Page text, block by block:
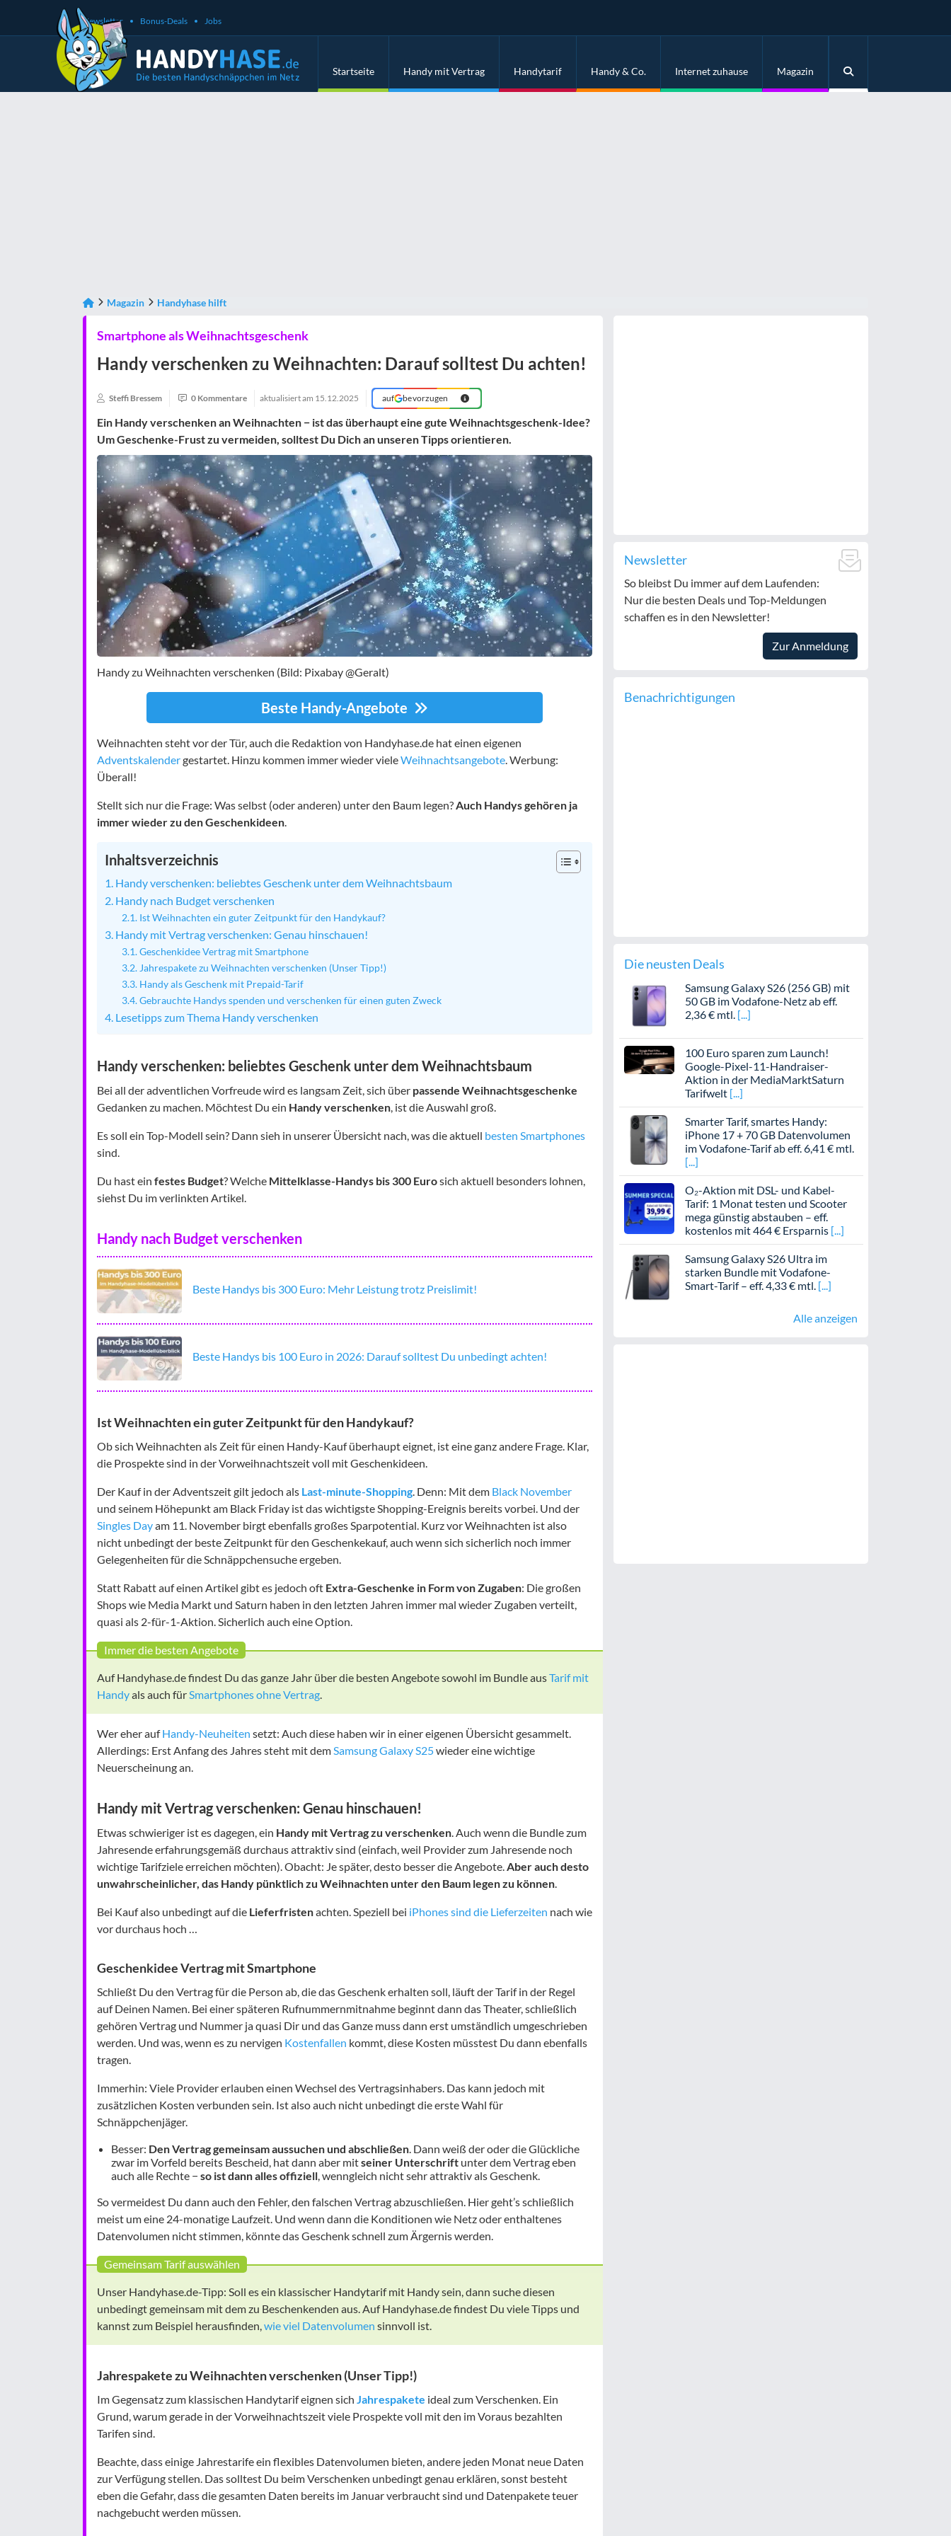
Newsletter Bonus-Deals Jobs
Startseite Handy mit Vertrag Handytarif Handy & Co. Internet zuhause Magazin
Magazin Handyhase hilft
Smartphone als Weihnachtsgeschenk
Handy verschenken zu Weihnachten: Darauf solltest Du achten!
Steffi Bressem 0 Kommentare aktualisiert am 15.12.2025 auf bevorzugen
Ein Handy verschenken an Weihnachten − ist das überhaupt eine gute Weihnachtsgeschenk-Idee?
Um Geschenke-Frust zu vermeiden, solltest Du Dich an unseren Tipps orientieren.
Handy zu Weihnachten verschenken (Bild: Pixabay @Geralt)
Beste Handy-Angebote
Weihnachten steht vor der Tür, auch die Redaktion von Handyhase.de hat einen eigenen
Adventskalendergestartet. Hinzu kommen immer wieder vieleWeihnachtsangebote. Werbung:
Überall!
Stellt sich nur die Frage: Was selbst (oder anderen) unter den Baum legen?Auch Handys gehören ja
immer wieder zu den Geschenkideen.
Inhaltsverzeichnis
Handy verschenken: beliebtes Geschenk unter dem Weihnachtsbaum
Handy nach Budget verschenken
Ist Weihnachten ein guter Zeitpunkt für den Handykauf?
Handy mit Vertrag verschenken: Genau hinschauen!
Geschenkidee Vertrag mit Smartphone
Jahrespakete zu Weihnachten verschenken (Unser Tipp!)
Handy als Geschenk mit Prepaid-Tarif
Gebrauchte Handys spenden und verschenken für einen guten Zweck
Lesetipps zum Thema Handy verschenken
Handy verschenken: beliebtes Geschenk unter dem Weihnachtsbaum
Bei all der adventlichen Vorfreude wird es langsam Zeit, sich über passende Weihnachtsgeschenke
Gedanken zu machen. Möchtest Du ein Handy verschenken, ist die Auswahl groß.
Es soll ein Top-Modell sein? Dann sieh in unserer Übersicht nach, was die aktuell besten Smartphones
sind.
Du hast ein festes Budget? Welche Mittelklasse-Handys bis 300 Eurosich aktuell besonders lohnen,
siehst Du im verlinkten Artikel.
Handy nach Budget verschenken
Beste Handys bis 300 Euro: Mehr Leistung trotz Preislimit!
Beste Handys bis 100 Euro in 2026: Darauf solltest Du unbedingt achten!
Ist Weihnachten ein guter Zeitpunkt für den Handykauf?
Ob sich Weihnachten als Zeit für einen Handy-Kauf überhaupt eignet, ist eine ganz andere Frage. Klar,
die Prospekte sind in der Vorweihnachtszeit voll mit Geschenkideen.
Der Kauf in der Adventszeit gilt jedoch als Last-minute-Shopping. Denn: Mit dem Black November
und seinem Höhepunkt am Black Friday ist das wichtigste Shopping-Ereignis bereits vorbei. Und der
Singles Dayam 11. November birgt ebenfalls großes Sparpotential. Kurz vor Weihnachten ist also
nicht unbedingt der beste Zeitpunkt für den Geschenkekauf, auch wenn sich sicherlich noch immer
Gelegenheiten für die Schnäppchensuche ergeben.
Statt Rabatt auf einen Artikel gibt es jedoch oft Extra-Geschenke in Form von Zugaben: Die großen
Shops wie Media Markt und Saturn haben in den letzten Jahren immer mal wieder Zugaben verteilt,
quasi als 2-für-1-Aktion. Sicherlich auch eine Option.
Immer die besten Angebote
Auf Handyhase.de findest Du das ganze Jahr über die besten Angebote sowohl im Bundle ausTarif mit
Handyals auch fürSmartphones ohne Vertrag.
Wer eher aufHandy-Neuheiten setzt: Auch diese haben wir in einer eigenen Übersicht gesammelt.
Allerdings: Erst Anfang des Jahres steht mit demSamsung Galaxy S25wieder eine wichtige
Neuerscheinung an.
Handy mit Vertrag verschenken: Genau hinschauen!
Etwas schwieriger ist es dagegen, ein Handy mit Vertrag zu verschenken. Auch wenn die Bundle zum
Jahresende erfahrungsgemäß durchaus attraktiv sind (einfach, weil Provider zum Jahresende noch
wichtige Tarifziele erreichen möchten). Obacht: Je später, desto besser die Angebote.Aber auch desto
unwahrscheinlicher, das Handy pünktlich zu Weihnachten unter den Baum legen zu können.
Bei Kauf also unbedingt auf die Lieferfristenachten. Speziell bei iPhones sind die Lieferzeiten nach wie
vor durchaus hoch …
Geschenkidee Vertrag mit Smartphone
Schließt Du den Vertrag für die Person ab, die das Geschenk erhalten soll, läuft der Tarif in der Regel
auf Deinen Namen. Bei einer späteren Rufnummernmitnahme beginnt dann das Theater, schließlich
gehören Vertrag und Nummer ja quasi Dir und das Ganze muss dann erst umständlich umgeschrieben
werden. Und was, wenn es zu nervigen Kostenfallen kommt, diese Kosten müsstest Du dann ebenfalls
tragen.
Immerhin: Viele Provider erlauben einen Wechsel des Vertragsinhabers. Das kann jedoch mit
zusätzlichen Kosten verbunden sein. Ist also auch nicht unbedingt die erste Wahl für
Schnäppchenjäger.
Besser: Den Vertrag gemeinsam aussuchen und abschließen. Dann weiß der oder die Glückliche
zwar im Vorfeld bereits Bescheid, hat dann aber mitseiner Unterschrift unter dem Vertrag eben
auch alle Rechte − so ist dann alles offiziell, wenngleich nicht sehr attraktiv als Geschenk.
So vermeidest Du dann auch den Fehler, den falschen Vertrag abzuschließen. Hier geht’s schließlich
meist um eine 24-monatige Laufzeit. Und wenn dann die Konditionen wie Netz oder enthaltenes
Datenvolumen nicht stimmen, könnte das Geschenk schnell zum Ärgernis werden.
Gemeinsam Tarif auswählen
Unser Handyhase.de-Tipp: Soll es ein klassischer Handytarif mit Handy sein, dann suche diesen
unbedingt gemeinsam mit dem zu Beschenkenden aus. Auf Handyhase.de findest Du viele Tipps und
kannst zum Beispiel herausfinden,wie viel Datenvolumen sinnvoll ist.
Jahrespakete zu Weihnachten verschenken (Unser Tipp!)
Im Gegensatz zum klassischen Handytarif eignen sich Jahrespakete ideal zum Verschenken. Ein
Grund, warum gerade in der Vorweihnachtszeit viele Prospekte voll mit den im Voraus bezahlten
Tarifen sind.
Beachte, dass einige Jahrestarife ein flexibles Datenvolumen bieten, andere jeden Monat neue Daten
zur Verfügung stellen. Das solltest Du beim Verschenken unbedingt genau erklären, sonst besteht
eben die Gefahr, dass die gesamten Daten bereits im Januar verbraucht sind und Datenpakete teuer
nachgebucht werden müssen.
Newsletter
So bleibst Du immer auf dem Laufenden:
Nur die besten Deals und Top-Meldungen
schaffen es in den Newsletter!
Zur Anmeldung
Benachrichtigungen
Die neusten Deals
Samsung Galaxy S26 (256 GB) mit
50 GB im Vodafone-Netz ab eff.
2,36 € mtl.
100 Euro sparen zum Launch!
Google-Pixel-11-Handraiser-
Aktion in der MediaMarktSaturn
Tarifwelt
Smarter Tarif, smartes Handy:
iPhone 17 + 70 GB Datenvolumen
im Vodafone-Tarif ab eff. 6,41 € mtl.
O₂-Aktion mit DSL- und Kabel-
Tarif: 1 Monat testen und Scooter
mega günstig abstauben – eff.
kostenlos mit 464 € Ersparnis
Samsung Galaxy S26 Ultra im
starken Bundle mit Vodafone-
Smart-Tarif – eff. 4,33 € mtl.
Alle anzeigen